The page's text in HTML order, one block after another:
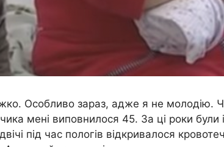
Особливо зараз, адже я не молодію.
мені виповнилося 45. За ці роки були і
під час пологів відкривалося